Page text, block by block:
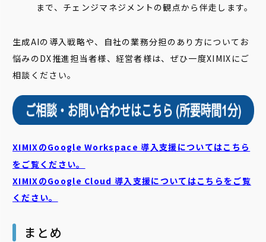
まで、チェンジマネジメントの観点から伴走します。
生成AIの導入戦略や、自社の業務分担のあり方についてお
悩みのDX推進担当者様、経営者様は、ぜひ一度XIMIXにご
相談ください。
XIMIXのGoogle Workspace 導入支援についてはこちら
をご覧ください。
XIMIXのGoogle Cloud 導入支援についてはこちらをご覧
ください。
まとめ